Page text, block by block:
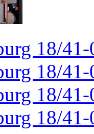
18/41-
18/41-
18/41-
18/41-